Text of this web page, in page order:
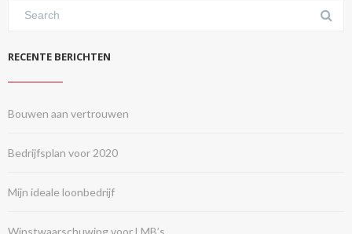
RECENTE BERICHTEN
Bouwen aan vertrouwen
Bedrijfsplan voor 2020
Mijn ideale loonbedrijf
Winstwaarschuwing voor LMB’s